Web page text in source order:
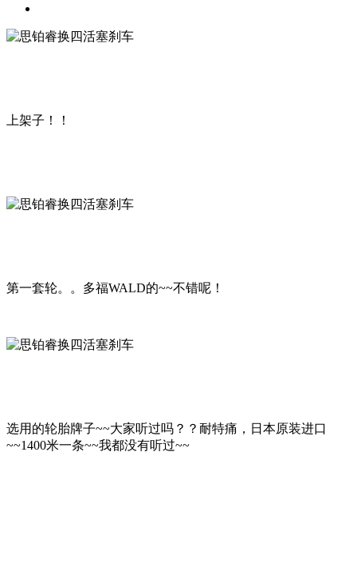
上架子！！
第一套轮。。多福WALD的~~不错呢！
选用的轮胎牌子~~大家听过吗？？耐特痛，日本原装进口
~~1400米一条~~我都没有听过~~